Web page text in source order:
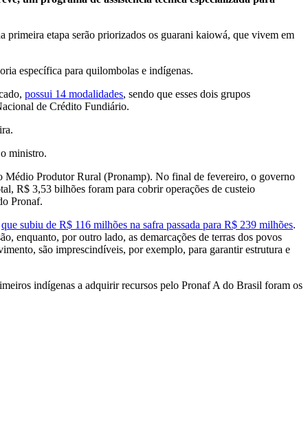
primeira etapa serão priorizados os guarani kaiowá, que vivem em
específica para quilombolas e indígenas.
possui 14 modalidades, sendo que esses dois grupos
de Crédito Fundiário.
ministro.
Médio Produtor Rural (Pronamp). No final de fevereiro, o governo
R$ 3,53 bilhões foram para cobrir operações de custeio
Pronaf.
que subiu de R$ 116 milhões na safra passada para R$ 239 milhões.
enquanto, por outro lado, as demarcações de terras dos povos
são imprescindíveis, por exemplo, para garantir estrutura e
indígenas a adquirir recursos pelo Pronaf A do Brasil foram os